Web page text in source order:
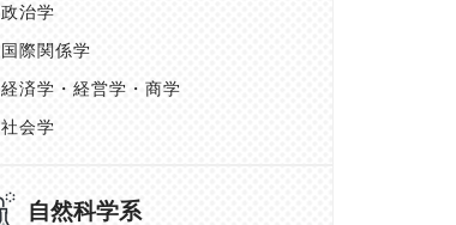
政治学
国際関係学
経済学・経営学・商学
社会学
自然科学系